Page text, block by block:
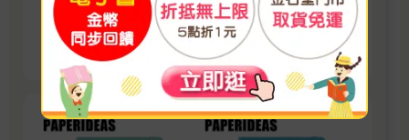
記、實現目標！
看更多